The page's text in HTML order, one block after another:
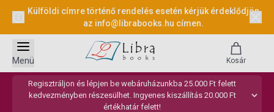
Külföldi címre történő rendelés esetén kérjük érdeklődjön
az info@librabooks.hu címen.
Regisztráljon és lépjen be webáruházunkba 25.000 Ft felett
kedvezményben részesülhet. Ingyenes kiszállítás 20.000 Ft
értékhatár felett!
Menü Kosár